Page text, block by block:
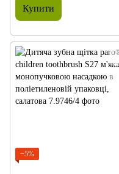
помаранчева
Купити
−5%